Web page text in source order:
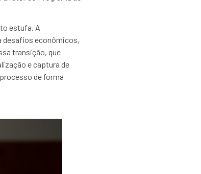
estufa. A
desafios econômicos,
transição, que
e captura de
de forma